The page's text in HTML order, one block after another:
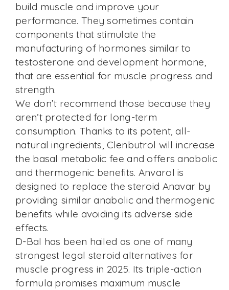
build muscle and improve your
performance. They sometimes contain
components that stimulate the
manufacturing of hormones similar to
testosterone and development hormone,
that are essential for muscle progress and
strength.
We don’t recommend those because they
aren’t protected for long-term
consumption. Thanks to its potent, all-
natural ingredients, Clenbutrol will increase
the basal metabolic fee and offers anabolic
and thermogenic benefits. Anvarol is
designed to replace the steroid Anavar by
providing similar anabolic and thermogenic
benefits while avoiding its adverse side
effects.
D-Bal has been hailed as one of many
strongest legal steroid alternatives for
muscle progress in 2025. Its triple-action
formula promises maximum muscle